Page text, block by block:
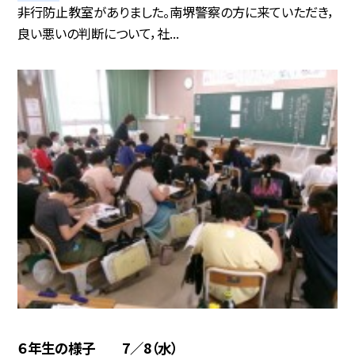
非行防止教室がありました。南堺警察の方に来ていただき，
良い悪いの判断について，社...
６年生の様子 7／8（水）